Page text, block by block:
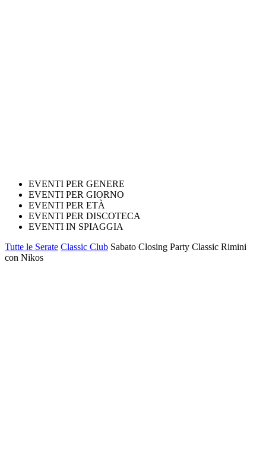
EVENTI PER GENERE
EVENTI PER GIORNO
EVENTI PER ETÀ
EVENTI PER DISCOTECA
EVENTI IN SPIAGGIA
Tutte le Serate Classic Club Sabato Closing Party Classic Rimini
con Nikos